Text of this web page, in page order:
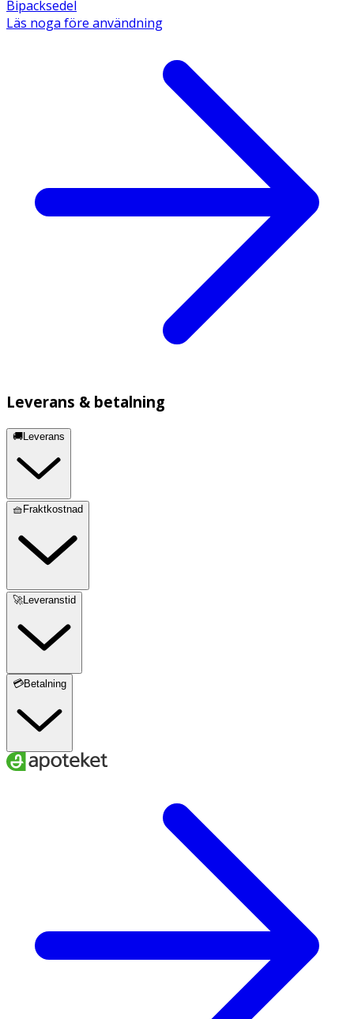
Bipacksedel
Läs noga före användning
Leverans & betalning
🚚Leverans
🧺Fraktkostnad
🚀Leveranstid
💳Betalning